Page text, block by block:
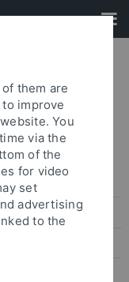
them are
improve
You
via the
of the
for video
set
advertising
to the